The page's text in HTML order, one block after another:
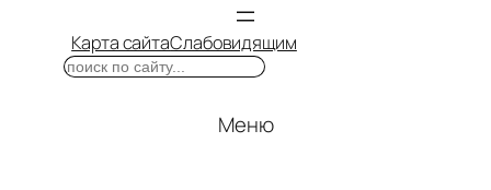
Карта сайтаСлабовидящим
Поиск
Меню